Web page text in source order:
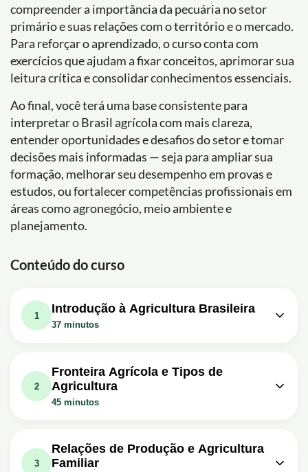
compreender a importância da pecuária no setor
primário e suas relações com o território e o mercado.
Para reforçar o aprendizado, o curso conta com
exercícios que ajudam a fixar conceitos, aprimorar sua
leitura crítica e consolidar conhecimentos essenciais.
Ao final, você terá uma base consistente para
interpretar o Brasil agrícola com mais clareza,
entender oportunidades e desafios do setor e tomar
decisões mais informadas — seja para ampliar sua
formação, melhorar seu desempenho em provas e
estudos, ou fortalecer competências profissionais em
áreas como agronegócio, meio ambiente e
planejamento.
Conteúdo do curso
1
Introdução à Agricultura Brasileira
37 minutos
Geobrasil {Prof. Rodrigo Rodrigues}
Exercício: Qual é a principal responsabilidade da
agricultura familiar no Brasil?
Rodrigo Rodrigues}
Exercício: Qual é o estado brasileiro que mais se destaca
2
Fronteira Agrícola e Tipos de
Agricultura
45 minutos
Agrícola no Brasil - Geobrasil {Prof.
Rodrigo Rodrigues}
3
Relações de Produção e Agricultura
Familiar